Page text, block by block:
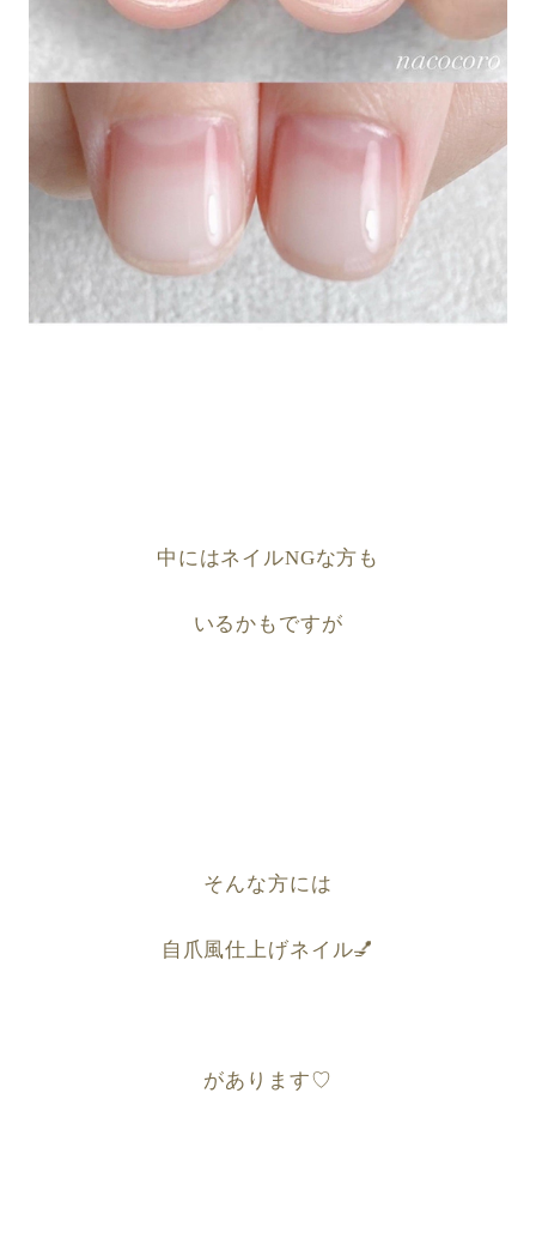
中にはネイルNGな方も
いるかもですが
そんな方には
自爪風仕上げネイル💅
があります♡